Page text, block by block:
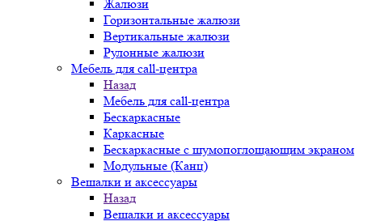
Жалюзи
Горизонтальные жалюзи
Вертикальные жалюзи
Рулонные жалюзи
Мебель для call-центра
Назад
Мебель для call-центра
Бескаркасные
Каркасные
Бескаркасные с шумопоглощающим экраном
Модульные (Канц)
Вешалки и аксессуары
Назад
Вешалки и аксессуары